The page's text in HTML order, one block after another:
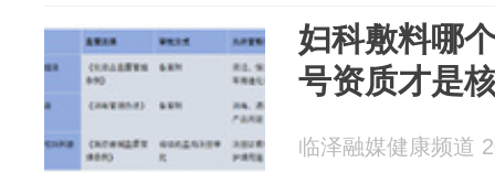
妇科敷料哪
号资质才是
临泽融媒健康频道